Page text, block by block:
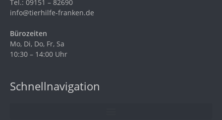
Tel.: 09151 – 82690
info@tierhilfe-franken.de
Bürozeiten
Mo, Di, Do, Fr, Sa
10:30 – 14:00 Uhr
Schnellnavigation